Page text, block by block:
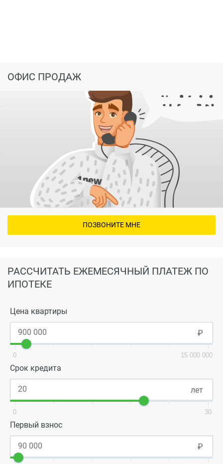
РАССЧИТАТЬ ЕЖЕМЕСЯЧНЫЙ ПЛАТЕЖ ПО
ИПОТЕКЕ
Цена квартиры
0 15 000 000
Срок кредита
0 30
Первый взнос
ОФИС ПРОДАЖ
ПОЗВОНИТЕ МНЕ